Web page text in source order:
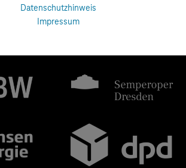
Datenschutzhinweis
Impressum